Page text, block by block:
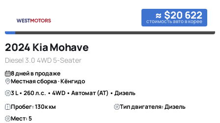
≈ $20 622
стоимость авто в корее
2024 Kia Mohave
Diesel 3.0 4WD 5-Seater
8 дней в продаже
Местная сборка · Кёнгидо
3 L • 260 л.с. • 4WD • Автомат (AT) • Дизель
Пробег: 130к км
Тип двигателя: Дизель
Мест: 5